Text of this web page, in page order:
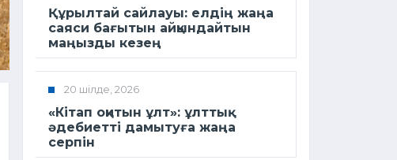
Құрылтай сайлауы: елдің жаңа
саяси бағытын айқындайтын
маңызды кезең
20 шілде, 2026
«Кітап оқитын ұлт»: ұлттық
әдебиетті дамытуға жаңа
серпін